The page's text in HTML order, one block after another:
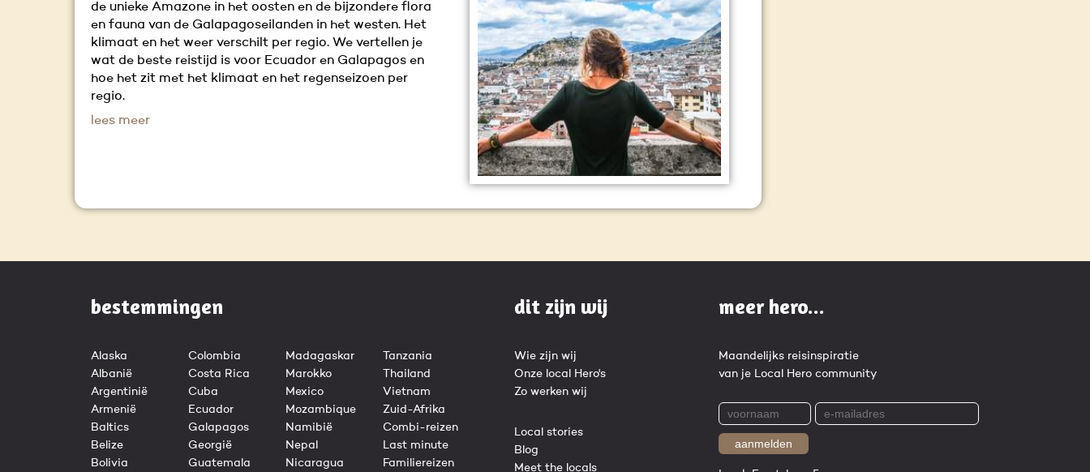
de unieke Amazone in het oosten en de bijzondere flora
en fauna van de Galapagoseilanden in het westen. Het
klimaat en het weer verschilt per regio. We vertellen je
wat de beste reistijd is voor Ecuador en Galapagos en
hoe het zit met het klimaat en het regenseizoen per
regio.
lees meer
bestemmingen
Alaska
Albanië
Argentinië
Armenië
Baltics
Belize
Bolivia
Colombia
Costa Rica
Cuba
Ecuador
Galapagos
Georgië
Guatemala
Madagaskar
Marokko
Mexico
Mozambique
Namibië
Nepal
Nicaragua
Tanzania
Thailand
Vietnam
Zuid-Afrika
Combi-reizen
Last minute
Familiereizen
dit zijn wij
Wie zijn wij
Onze local Hero's
Zo werken wij
Local stories
Blog
Meet the locals
meer hero...
Maandelijks reisinspiratie
van je Local Hero community
aanmelden